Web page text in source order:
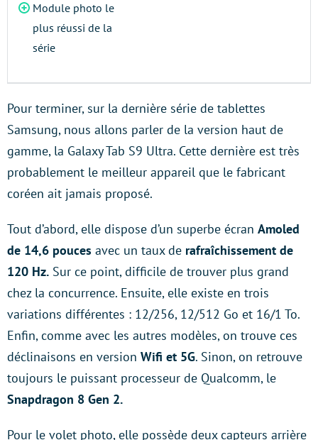
Module photo le
plus réussi de la
série
Pour terminer, sur la dernière série de tablettes
Samsung, nous allons parler de la version haut de
gamme, la Galaxy Tab S9 Ultra. Cette dernière est très
probablement le meilleur appareil que le fabricant
coréen ait jamais proposé.
Tout d’abord, elle dispose d’un superbe écran Amoled
de 14,6 pouces avec un taux de rafraîchissement de
120 Hz. Sur ce point, difficile de trouver plus grand
chez la concurrence. Ensuite, elle existe en trois
variations différentes : 12/256, 12/512 Go et 16/1 To.
Enfin, comme avec les autres modèles, on trouve ces
déclinaisons en version Wifi et 5G. Sinon, on retrouve
toujours le puissant processeur de Qualcomm, le
Snapdragon 8 Gen 2.
Pour le volet photo, elle possède deux capteurs arrière